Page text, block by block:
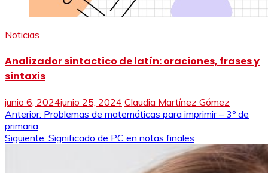
Noticias
Analizador sintactico de latín: oraciones, frases y
sintaxis
junio 6, 2024junio 25, 2024 Claudia Martínez Gómez
Navegación
de
Anterior: Problemas de matemáticas para imprimir – 3º de
primaria
Siguiente: Significado de PC en notas finales